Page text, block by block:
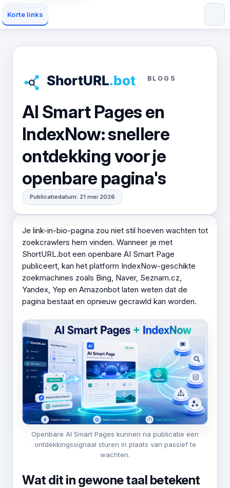
Korte links
BLOGS
AI Smart Pages en
IndexNow: snellere
ontdekking voor je
openbare pagina's
Publicatiedatum: 21 mei 2026
Je link-in-bio-pagina zou niet stil hoeven wachten tot
zoekcrawlers hem vinden. Wanneer je met
ShortURL.bot een openbare AI Smart Page
publiceert, kan het platform IndexNow-geschikte
zoekmachines zoals Bing, Naver, Seznam.cz,
Yandex, Yep en Amazonbot laten weten dat de
pagina bestaat en opnieuw gecrawld kan worden.
Openbare AI Smart Pages kunnen na publicatie een
ontdekkingssignaal sturen in plaats van passief te
wachten.
Wat dit in gewone taal betekent